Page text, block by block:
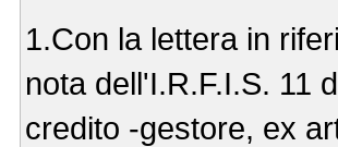
1.Con la lettera in
nota dell'I.R.F.I.S. 11
credito -gestore, ex